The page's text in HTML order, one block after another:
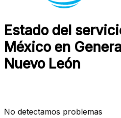
Estado del
México en
Nuevo León
No detectamos problemas